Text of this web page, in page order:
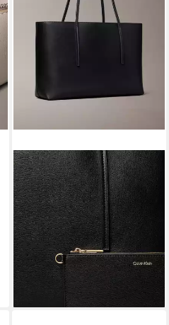
CALVIN KLEIN
Henkeltasche FOIL LOGO
TOTE W/POUCH (2-tlg),
Damen-Schultertasche mit
Reißverschluss-Tasche
(1)
104,95 € UVP149,90 €
-30%
lieferbar - in 1-2 Werktagen bei dir